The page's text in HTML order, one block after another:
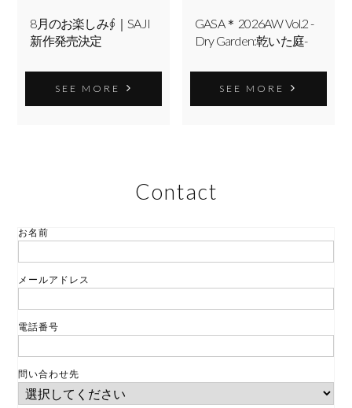
8月のお楽しみ∮｜SAJI
新作発売決定
SEE MORE
GASA＊ 2026AW Vol.2 -
Dry Garden:乾いた庭-
SEE MORE
Contact
お名前
メールアドレス
電話番号
問い合わせ先